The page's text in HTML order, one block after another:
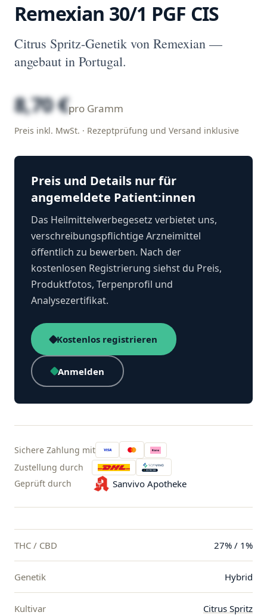
Remexian 30/1 PGF CIS
Citrus Spritz-Genetik von Remexian —
angebaut in Portugal.
8,70 €pro Gramm
Preis inkl. MwSt. · Rezeptprüfung und Versand inklusive
Preis und Details nur für
angemeldete Patient:innen
Das Heilmittelwerbegesetz verbietet uns,
verschreibungspflichtige Arzneimittel
öffentlich zu bewerben. Nach der
kostenlosen Registrierung siehst du Preis,
Produktfotos, Terpenprofil und
Analysezertifikat.
Kostenlos registrieren
Anmelden
Sichere Zahlung mit
Zustellung durch
Geprüft durch
Sanvivo Apotheke
THC / CBD 27% / 1%
Genetik Hybrid
Kultivar Citrus Spritz